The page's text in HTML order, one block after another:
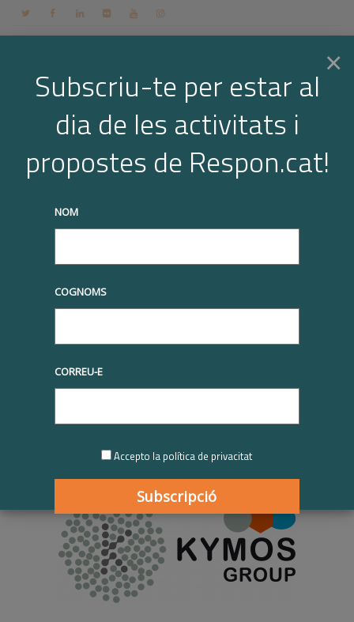
Contacte Espai membres Login CA
Cerqueu a la Biblioteca Respon.cat
Principal
Iniciatives RSE
2022-2023 Kymos | Participant RSE.Pime 2022-2023
Kymos | Participant
RSE.Pime 2022-2023
01/01/2023
×
Subscriu-te per estar al
dia de les activitats i
propostes de Respon.cat!
NOM
COGNOMS
CORREU-E
Accepto la política de privacitat